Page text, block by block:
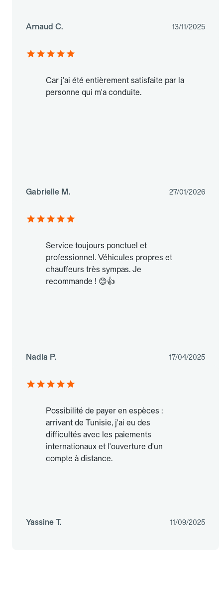
Arnaud C. 13/11/2025
Car j'ai été entièrement satisfaite par la
personne qui m'a conduite.
Gabrielle M. 27/01/2026
Service toujours ponctuel et
professionnel. Véhicules propres et
chauffeurs très sympas. Je
recommande ! 😊👍
Nadia P. 17/04/2025
Possibilité de payer en espèces :
arrivant de Tunisie, j'ai eu des
difficultés avec les paiements
internationaux et l'ouverture d'un
compte à distance.
Yassine T. 11/09/2025